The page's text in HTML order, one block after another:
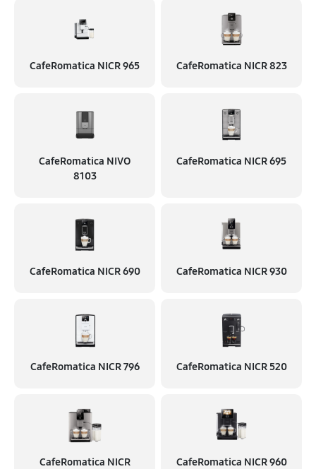
CafeRomatica NICR 965 CafeRomatica NICR 823
CafeRomatica NIVO
8103
CafeRomatica NICR 695
CafeRomatica NICR 690 CafeRomatica NICR 930
CafeRomatica NICR 796 CafeRomatica NICR 520
CafeRomatica NICR
CafeRomatica NICR 960